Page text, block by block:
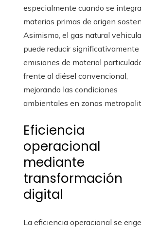
especialmente cuando se
materias primas de origen
Asimismo, el gas natural
puede reducir significativamente
emisiones de material
frente al diésel convencional,
mejorando las condiciones
ambientales en zonas
Eficiencia
operacional
mediante
transformación
digital
La eficiencia operacional se erige